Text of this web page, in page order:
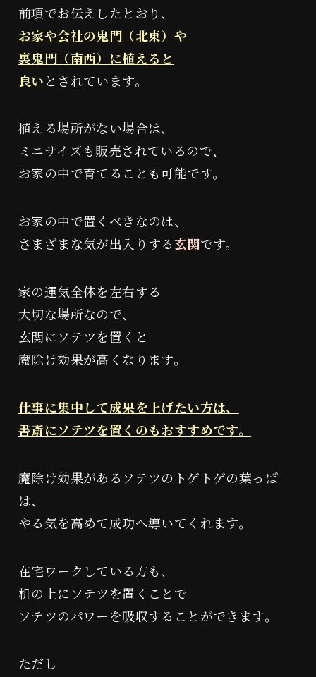
前項でお伝えしたとおり、
お家や会社の鬼門（北東）や
裏鬼門（南西）に植えると
良い とされています。
植える場所がない場合は、
ミニサイズも販売されているので、
お家の中で育てることも可能です。
お家の中で置くべきなのは、
さまざまな気が出入りする玄関です。
家の運気全体を左右する
大切な場所なので、
玄関にソテツを置くと
魔除け効果が高くなります。
仕事に集中して成果を上げたい方は、
書斎にソテツを置くのもおすすめです。
魔除け効果があるソテツのトゲトゲの葉っぱ
は、
やる気を高めて成功へ導いてくれます。
在宅ワークしている方も、
机の上にソテツを置くことで
ソテツのパワーを吸収することができます。
ただし